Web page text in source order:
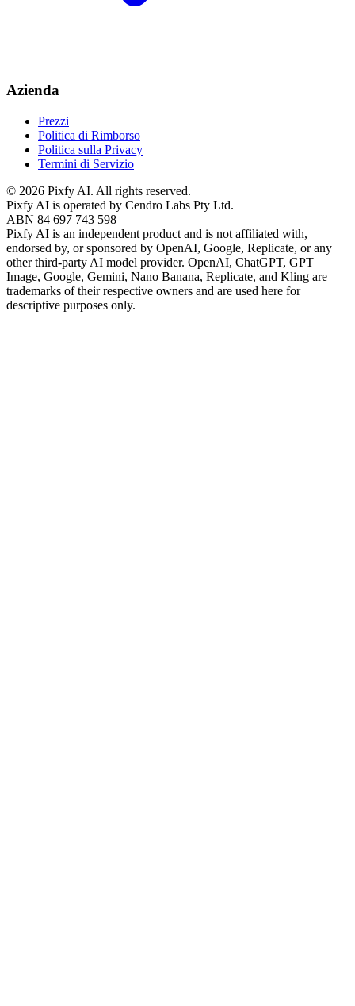
Azienda
Prezzi
Politica di Rimborso
Politica sulla Privacy
Termini di Servizio
© 2026 Pixfy AI. All rights reserved.
Pixfy AI is operated by Cendro Labs Pty Ltd.
ABN 84 697 743 598
Pixfy AI is an independent product and is not affiliated with,
endorsed by, or sponsored by OpenAI, Google, Replicate, or any
other third-party AI model provider. OpenAI, ChatGPT, GPT
Image, Google, Gemini, Nano Banana, Replicate, and Kling are
trademarks of their respective owners and are used here for
descriptive purposes only.